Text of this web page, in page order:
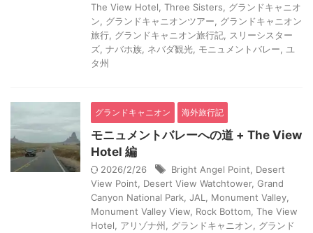
The View Hotel Three Sisters
グランドキャニオ
ン
グランドキャニオンツアー
グランドキャニオン
旅行 グランドキャニオン旅行記
スリーシスター
ズ ナバホ族 ネバダ観光 モニュメントバレー
ユ
タ州
グランドキャニオン 海外旅行記
モニュメントバレーへの道 + The View
Hotel 編
2026/2/26 Bright Angel Point
Desert
View Point
Desert View Watchtower, Grand
Canyon National Park JAL Monument Valley
Monument Valley View Rock Bottom The View
Hotel
アリゾナ州 グランドキャニオン
グランド